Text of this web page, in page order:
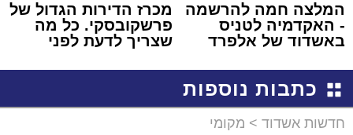
המלצה חמה להרשמה
- האקדמיה לטניס
באשדוד של אלפרד
מכרז הדירות הגדול של
פרשקובסקי. כל מה
שצריך לדעת לפני
באשדוד
כתבות נוספות
חדשות אשדוד > מקומי